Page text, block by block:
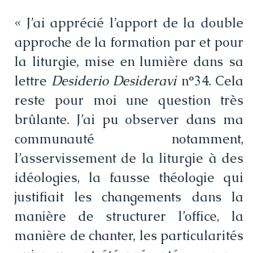
« J’ai apprécié l’apport de la double
approche de la formation par et pour
la liturgie, mise en lumière dans sa
lettre Desiderio Desideravi n°34. Cela
reste pour moi une question très
brûlante. J’ai pu observer dans ma
communauté notamment,
l’asservissement de la liturgie à des
idéologies, la fausse théologie qui
justifiait les changements dans la
manière de structurer l’office, la
manière de chanter, les particularités